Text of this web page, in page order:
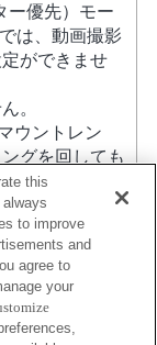
ー優先）モー
は、動画撮影
ができませ
。
ウントレン
グを回しても
せん。 「カ
ント拡大」も
て使用してく
手ブレ補正
this
to improve
and
agree to
your